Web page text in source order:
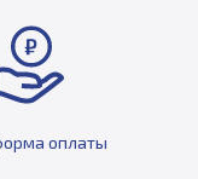
оплаты